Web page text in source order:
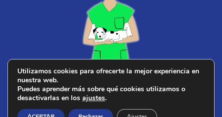
¿ Buscasveterinario cerca de ti?
Utilizamos cookies para ofrecerte la mejor experiencia en
nuestra web.
Puedes aprender más sobre qué cookies utilizamos o
desactivarlas en los ajustes.